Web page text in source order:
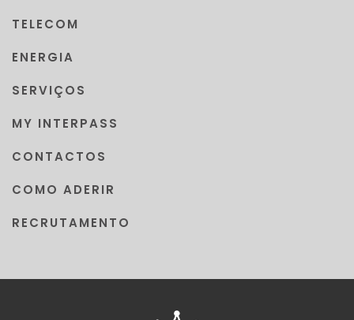
TELECOM
ENERGIA
SERVIÇOS
MY INTERPASS
CONTACTOS
COMO ADERIR
RECRUTAMENTO